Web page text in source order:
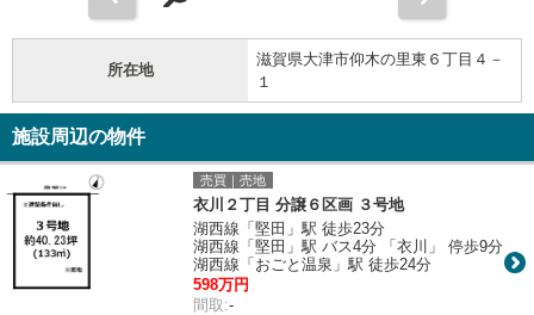
所在地
滋賀県大津市仰木の里東６丁目４－
１
施設周辺の物件
売買｜売地
衣川２丁目 分譲６区画 ３号地
湖西線「堅田」駅 徒歩23分
湖西線「堅田」駅 バス4分 「衣川」 停歩9分
湖西線「おごと温泉」駅 徒歩24分
598万円
間取:-